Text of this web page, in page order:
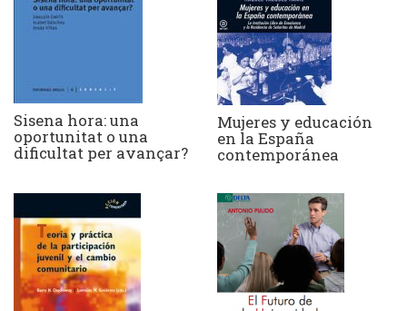
Sisena hora: una
oportunitat o una
dificultat per avançar?
Mujeres y educación
en la España
contemporánea